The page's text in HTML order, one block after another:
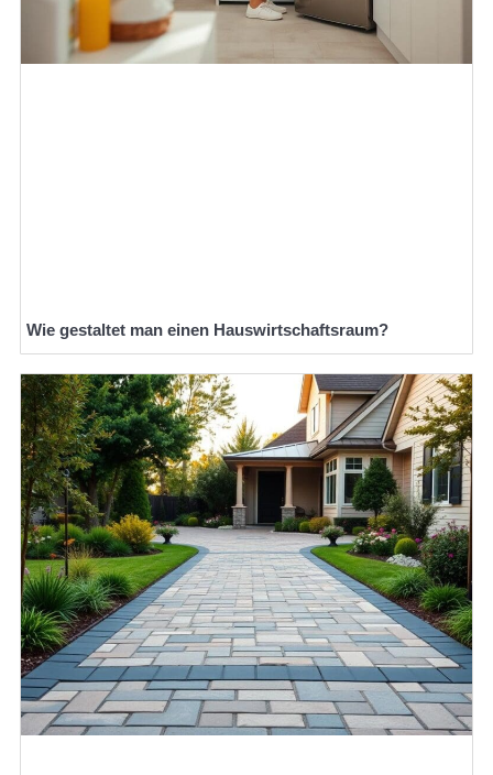
Wie gestaltet man einen Hauswirtschaftsraum?